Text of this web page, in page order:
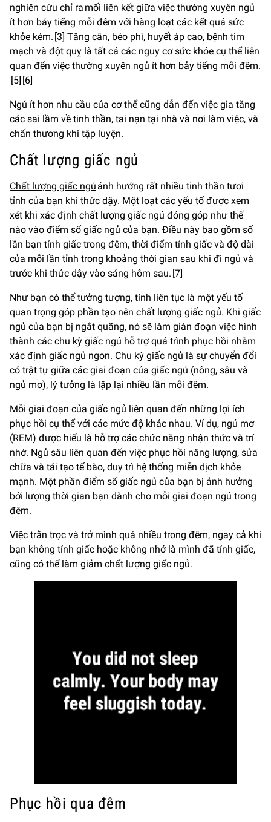
nghiên cứu chỉ ra mối liên kết giữa việc thường xuyên ngủ
ít hơn bảy tiếng mỗi đêm với hàng loạt các kết quả sức
khỏe kém. [3] Tăng cân, béo phì, huyết áp cao, bệnh tim
mạch và đột quỵ là tất cả các nguy cơ sức khỏe cụ thể liên
quan đến việc thường xuyên ngủ ít hơn bảy tiếng mỗi đêm.
[5] [6]
Ngủ ít hơn nhu cầu của cơ thể cũng dẫn đến việc gia tăng
các sai lầm về tinh thần, tai nạn tại nhà và nơi làm việc, và
chấn thương khi tập luyện.
Chất lượng giấc ngủ
Chất lượng giấc ngủ ảnh hưởng rất nhiều tinh thần tươi
tỉnh của bạn khi thức dậy. Một loạt các yếu tố được xem
xét khi xác định chất lượng giấc ngủ đóng góp như thế
nào vào điểm số giấc ngủ của bạn. Điều này bao gồm số
lần bạn tỉnh giấc trong đêm, thời điểm tỉnh giấc và độ dài
của mỗi lần tỉnh trong khoảng thời gian sau khi đi ngủ và
trước khi thức dậy vào sáng hôm sau. [7]
Như bạn có thể tưởng tượng, tính liên tục là một yếu tố
quan trọng góp phần tạo nên chất lượng giấc ngủ. Khi giấc
ngủ của bạn bị ngắt quãng, nó sẽ làm gián đoạn việc hình
thành các chu kỳ giấc ngủ hỗ trợ quá trình phục hồi nhằm
xác định giấc ngủ ngon. Chu kỳ giấc ngủ là sự chuyển đổi
có trật tự giữa các giai đoạn của giấc ngủ (nông, sâu và
ngủ mơ), lý tưởng là lặp lại nhiều lần mỗi đêm.
Mỗi giai đoạn của giấc ngủ liên quan đến những lợi ích
phục hồi cụ thể với các mức độ khác nhau. Ví dụ, ngủ mơ
(REM) được hiểu là hỗ trợ các chức năng nhận thức và trí
nhớ. Ngủ sâu liên quan đến việc phục hồi năng lượng, sửa
chữa và tái tạo tế bào, duy trì hệ thống miễn dịch khỏe
mạnh. Một phần điểm số giấc ngủ của bạn bị ảnh hưởng
bởi lượng thời gian bạn dành cho mỗi giai đoạn ngủ trong
đêm.
Việc trằn trọc và trở mình quá nhiều trong đêm, ngay cả khi
bạn không tỉnh giấc hoặc không nhớ là mình đã tỉnh giấc,
cũng có thể làm giảm chất lượng giấc ngủ.
Phục hồi qua đêm